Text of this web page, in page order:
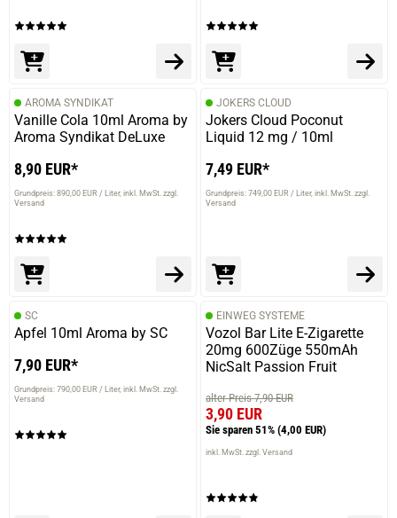
AROMA SYNDIKAT
Vanille Cola 10ml Aroma by
Aroma Syndikat DeLuxe
8,90 EUR*
Grundpreis: 890,00 EUR / Liter inkl. MwSt. zzgl.
Versand
JOKERS CLOUD
Jokers Cloud Poconut
Liquid 12 mg / 10ml
7,49 EUR*
Grundpreis: 749,00 EUR / Liter inkl. MwSt. zzgl.
Versand
SC
Apfel 10ml Aroma by SC
7,90 EUR*
Grundpreis: 790,00 EUR / Liter inkl. MwSt. zzgl.
Versand
EINWEG SYSTEME
Vozol Bar Lite E-Zigarette
20mg 600Züge 550mAh
NicSalt Passion Fruit
alter Preis 7,90 EUR
3,90 EUR
Sie sparen 51% (4,00 EUR)
inkl. MwSt. zzgl. Versand